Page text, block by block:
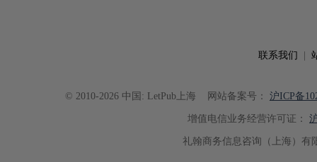
联系我们
© 2010-2026 中国: LetPub上海 网站备案号： 沪ICP备
增值电信业务经营许可证：
礼翰商务信息咨询（上海）